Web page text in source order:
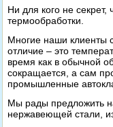
Ни для кого не
термообработки.
Многие наши клиенты
отличие – это
время как в обычной
сокращается, а сам
промышленные
Мы рады предложить
нержавеющей стали,